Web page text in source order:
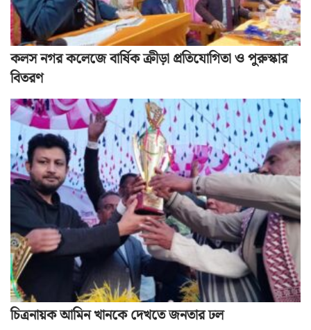
কলস নগর কলেজে বার্ষিক ক্রীড়া প্রতিযোগিতা ও পুরুস্কার
বিতরণ
চিত্রনায়ক আমিন খানকে দেখতে জনতার ঢল